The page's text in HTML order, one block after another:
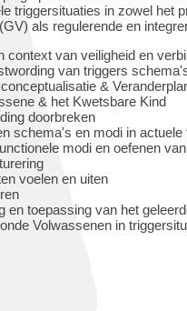
triggersituaties in zowel het
als regulerende en
context van veiligheid en
van triggers
&
& het Kwetsbare Kind
doorbreken
schema's en modi in actuele
modi en oefenen
voelen en uiten
en toepassing van het
Volwassenen in